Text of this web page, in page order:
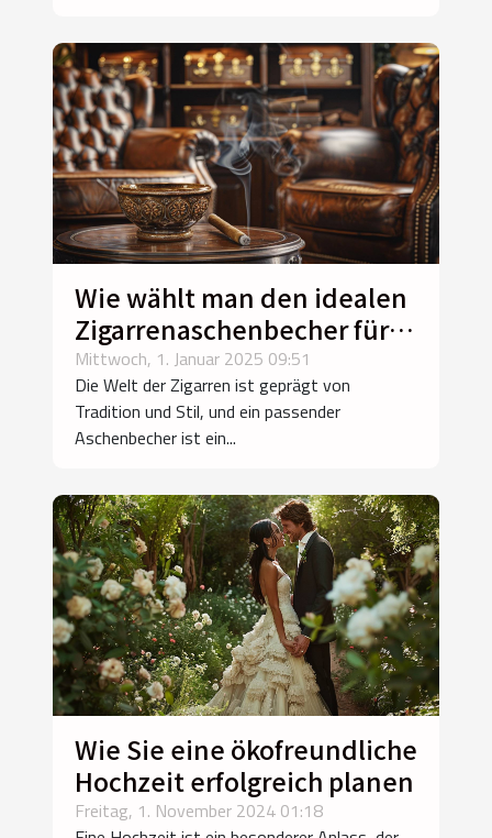
Wie wählt man den idealen
Zigarrenaschenbecher für
jeden Anlass?
Mittwoch, 1. Januar 2025 09:51
Die Welt der Zigarren ist geprägt von
Tradition und Stil, und ein passender
Aschenbecher ist ein...
Wie Sie eine ökofreundliche
Hochzeit erfolgreich planen
Freitag, 1. November 2024 01:18